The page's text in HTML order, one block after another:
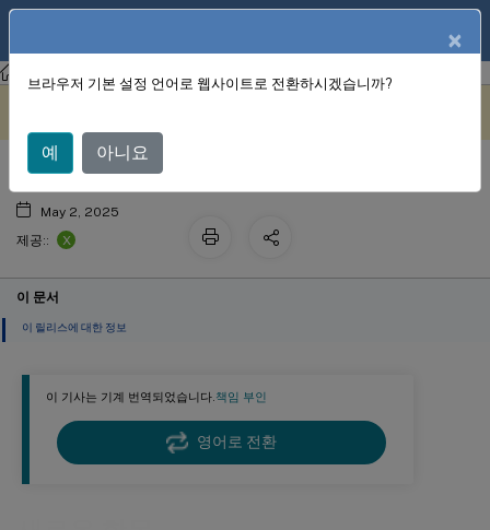
Citrix Hypervisor 8.2
이 기사는 기계 번역되었습니다.책임 부인
영어로 전환
새로운 항목
May 2, 2025
제공::
X
이 문서
이 릴리스에 대한 정보
×
브라우저 기본 설정 언어로 웹사이트로 전환하시겠습니까?
예 아니요